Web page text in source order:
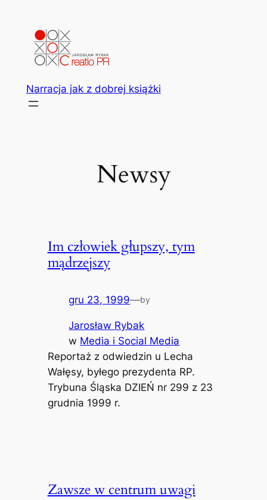
Narracja jak z dobrej książki
Newsy
Im człowiek głupszy, tym
mądrzejszy
gru 23, 1999—by
Jarosław Rybak
w Media i Social Media
Reportaż z odwiedzin u Lecha
Wałęsy, byłego prezydenta RP.
Trybuna Śląska DZIEŃ nr 299 z 23
grudnia 1999 r.
Zawsze w centrum uwagi